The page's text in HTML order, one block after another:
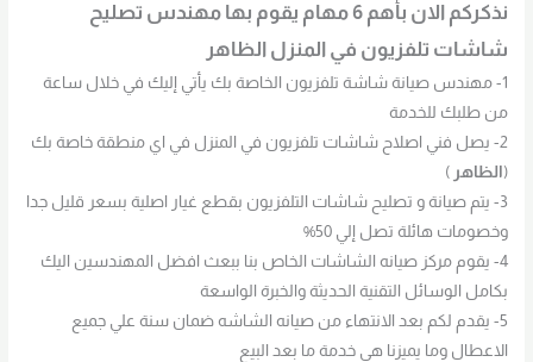
نذكركم الان بأهم 6 مهام يقوم بها مهندس تصليح
شاشات تلفزيون في المنزل الظاهر
1- مهندس صيانة شاشة تلفزيون الخاصة بك يأتي إليك في خلال ساعة
من طلبك للخدمة
2- يصل فني اصلاح شاشات تلفزيون في المنزل في اي منطقة خاصة بك
(الظاهر )
3- يتم صيانة و تصليح شاشات التلفزيون بقطع غيار اصلية بسعر قليل جدا
وخصومات هائلة تصل إلي 50%
4- يقوم مركز صيانه الشاشات الخاص بنا ببعث افضل المهندسين اليك
بكامل الوسائل التقنية الحديثة والخبرة الواسعة
5- يقدم لكم بعد الانتهاء من صيانه الشاشه ضمان سنة علي جميع
الاعطال وما يميزنا هي خدمة ما بعد البيع